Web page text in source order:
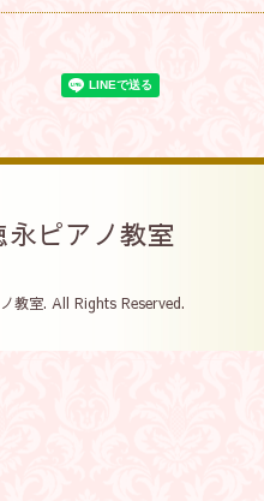
ピアノ教室
教室. All Rights Reserved.